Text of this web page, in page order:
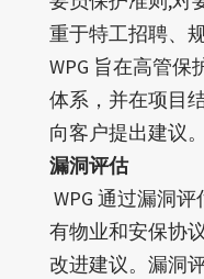
重于特工招聘、
WPG 旨在高管
体系，并在项目
向客户提出建议。
漏洞评估
WPG 通过漏洞
有物业和安保协
改进建议。漏洞